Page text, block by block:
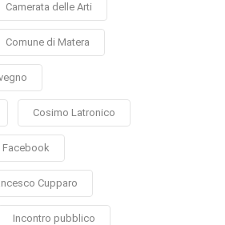
Camerata delle Arti
Comune di Matera
Cosimo Latronico
Facebook
Cupparo
Incontro pubblico